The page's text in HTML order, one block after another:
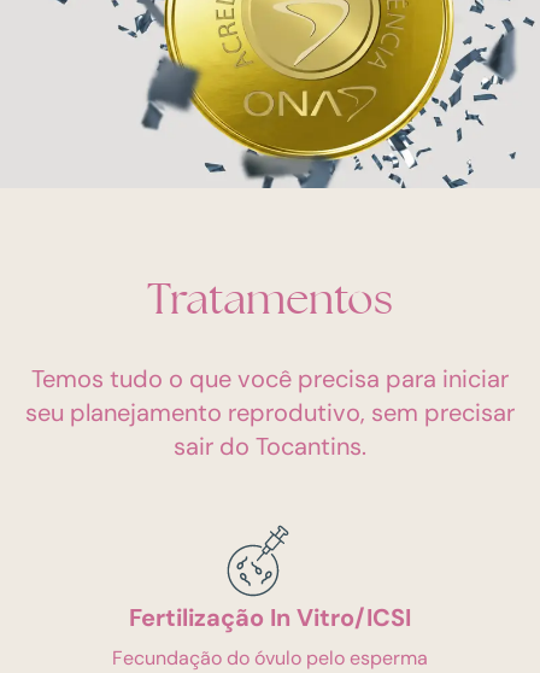
Tratamentos
Temos tudo o que você precisa para iniciar
seu planejamento reprodutivo, sem precisar
sair do Tocantins.
Fertilização In Vitro/ICSI
Fecundação do óvulo pelo esperma